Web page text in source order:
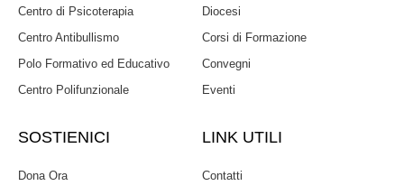
Centro di Psicoterapia
Centro Antibullismo
Polo Formativo ed Educativo
Centro Polifunzionale
Diocesi
Corsi di Formazione
Convegni
Eventi
SOSTIENICI
Dona Ora
LINK UTILI
Contatti